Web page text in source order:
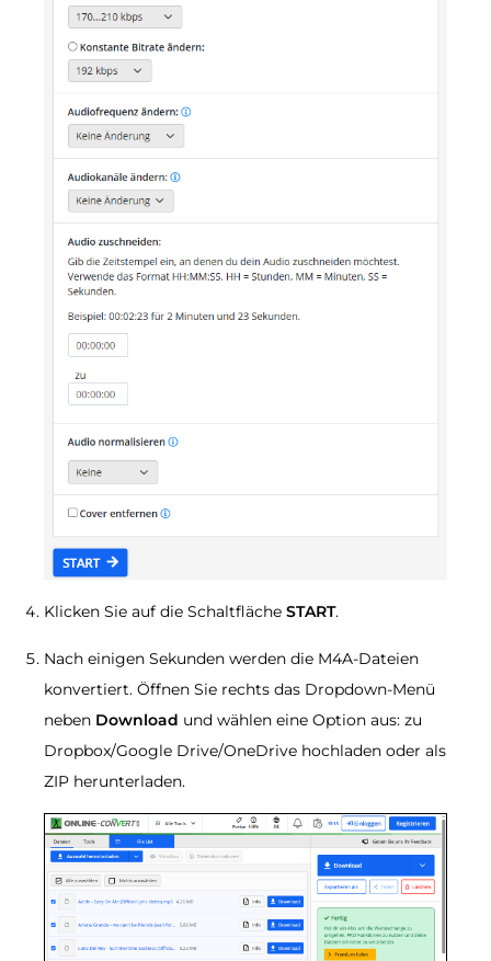
Klicken Sie auf die Schaltfläche START.
Nach einigen Sekunden werden die M4A-Dateien
konvertiert. Öffnen Sie rechts das Dropdown-Menü
neben Download und wählen eine Option aus: zu
Dropbox/Google Drive/OneDrive hochladen oder als
ZIP herunterladen.